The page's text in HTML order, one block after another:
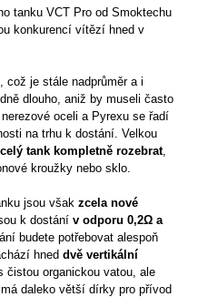
tanku VCT Pro od Smoktechu
konkurencí vítězí hned v
, což je stále nadprůměr a i
dlouho, aniž by museli často
oceli a Pyrexu se řadí
na trhu k dostání. Velkou
tank kompletně rozebrat,
kroužky nebo sklo.
jsou však zcela nové
k dostání v odporu 0,2Ω a
budete potřebovat alespoň
hned dvě vertikální
čistou organickou vatou, ale
daleko větší dírky pro přívod